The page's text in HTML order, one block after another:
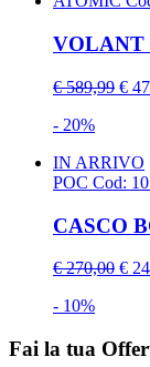
VOLANT
€ 589,99 €
- 20%
IN ARRIVO
POC Cod:
CASCO
€ 270,00 €
- 10%
Fai la tua